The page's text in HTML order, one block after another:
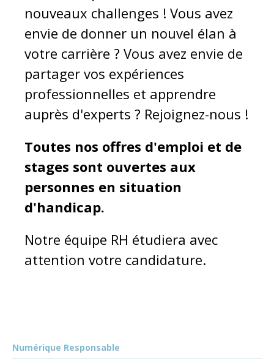
nouveaux challenges ! Vous avez
envie de donner un nouvel élan à
votre carrière ? Vous avez envie de
partager vos expériences
professionnelles et apprendre
auprès d'experts ? Rejoignez-nous !
Toutes nos offres d'emploi et de
stages sont ouvertes aux
personnes en situation
d'handicap.
Notre équipe RH étudiera avec
attention votre candidature.
Numérique Responsable